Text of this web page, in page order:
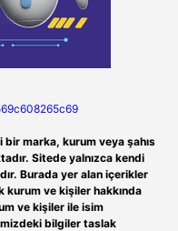
marka, kurum veya şahıs
Sitede yalnızca kendi
Burada yer alan içerikler
kurum ve kişiler hakkında
ve kişiler ile isim
bilgiler taslak